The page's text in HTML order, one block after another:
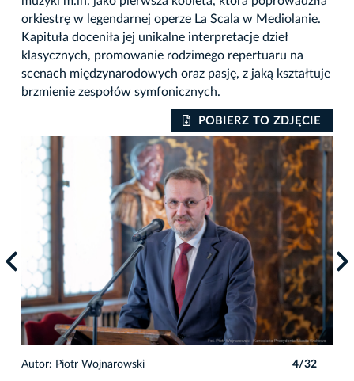
orkiestrę w legendarnej operze La Scala w Mediolanie.
Kapituła doceniła jej unikalne interpretacje dzieł
klasycznych, promowanie rodzimego repertuaru na
scenach międzynarodowych oraz pasję, z jaką kształtuje
brzmienie zespołów symfonicznych.
POBIERZ TO ZDJĘCIE
Autor: Piotr Wojnarowski 4/32